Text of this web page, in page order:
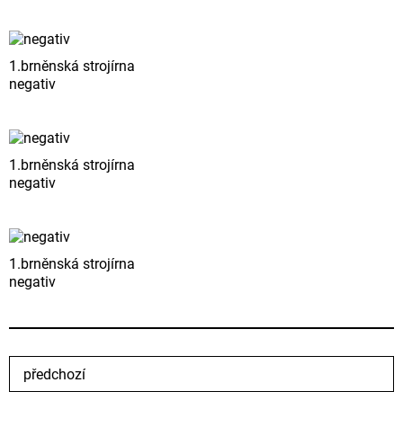
1.brněnská strojírna
negativ
1.brněnská strojírna
negativ
1.brněnská strojírna
negativ
předchozí